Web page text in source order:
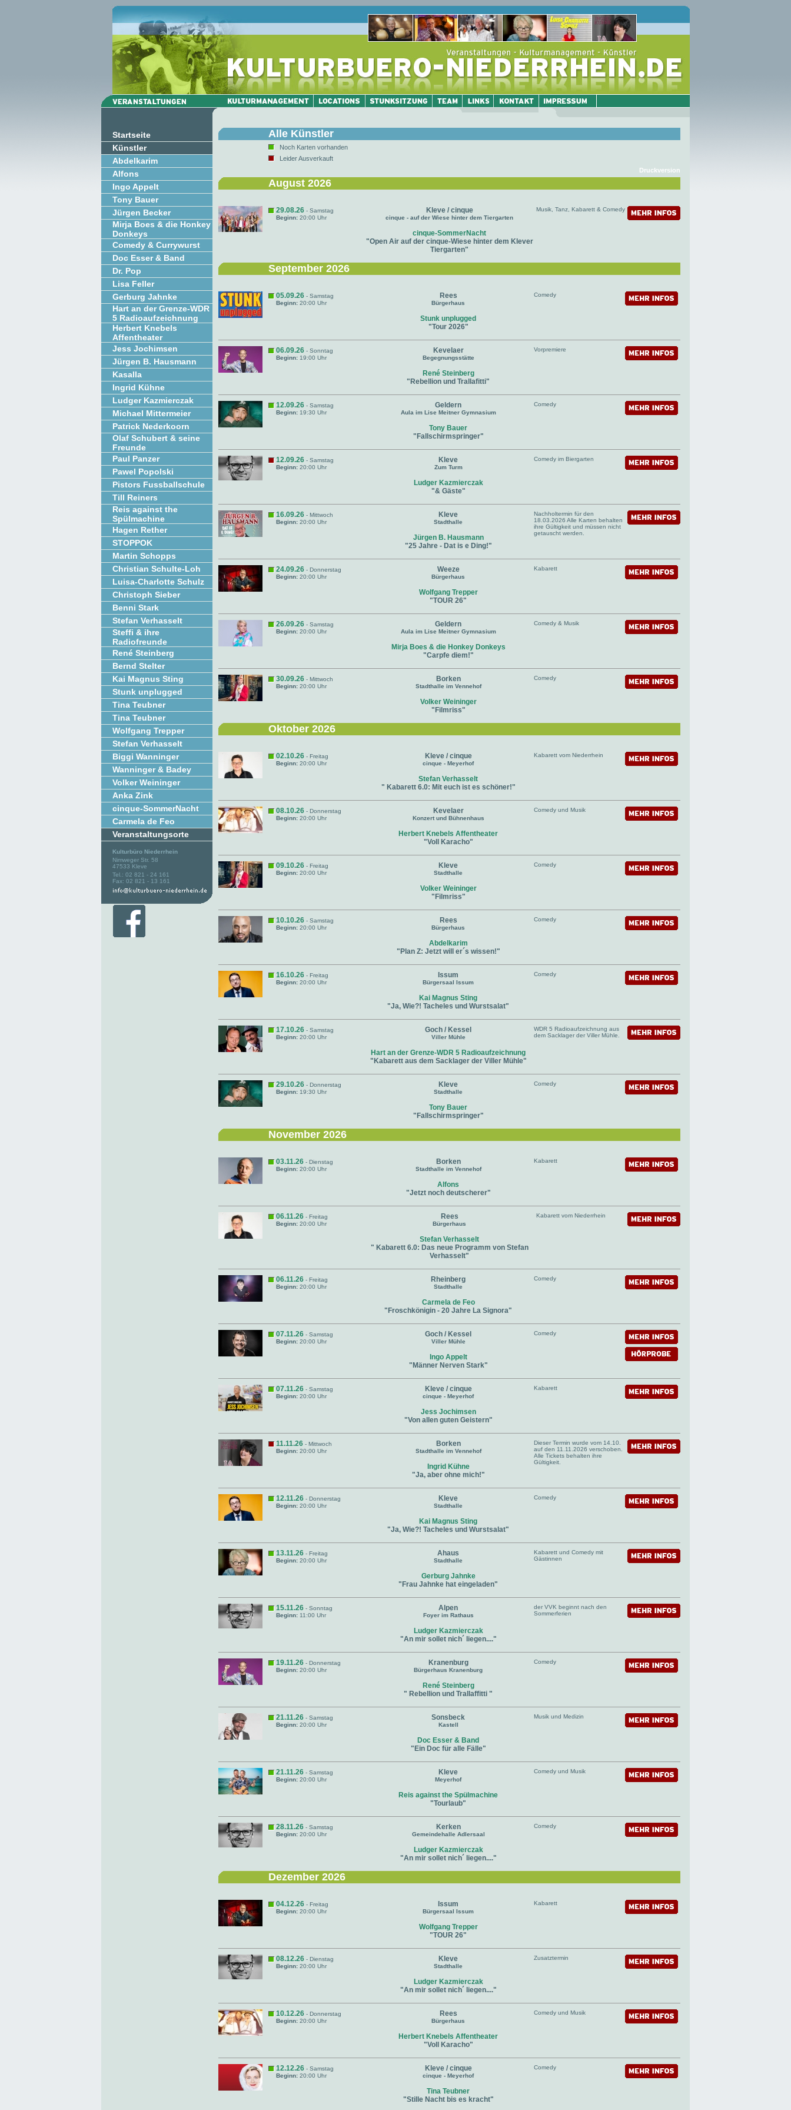
Startseite
Künstler
Abdelkarim
Alfons
Ingo Appelt
Tony Bauer
Jürgen Becker
Mirja Boes & die Honkey
Donkeys
Comedy & Currywurst
Doc Esser & Band
Dr. Pop
Lisa Feller
Gerburg Jahnke
Hart an der Grenze-WDR
5 Radioaufzeichnung
Herbert Knebels
Affentheater
Jess Jochimsen
Jürgen B. Hausmann
Kasalla
Ingrid Kühne
Ludger Kazmierczak
Michael Mittermeier
Patrick Nederkoorn
Olaf Schubert & seine
Freunde
Paul Panzer
Pawel Popolski
Pistors Fussballschule
Till Reiners
Reis against the
Spülmachine
Hagen Rether
STOPPOK
Martin Schopps
Christian Schulte-Loh
Luisa-Charlotte Schulz
Christoph Sieber
Benni Stark
Stefan Verhasselt
Steffi & ihre
Radiofreunde
René Steinberg
Bernd Stelter
Kai Magnus Sting
Stunk unplugged
Tina Teubner
Tina Teubner
Wolfgang Trepper
Stefan Verhasselt
Biggi Wanninger
Wanninger & Badey
Volker Weininger
Anka Zink
cinque-SommerNacht
Carmela de Feo
Veranstaltungsorte
Kulturbüro Niederrhein
Nimweger Str. 58
47533 Kleve
Tel.: 02 821 - 24 161
Fax: 02 821 - 13 161
Alle Künstler
Noch Karten vorhanden
Leider Ausverkauft
Druckversion
August 2026
29.08.26 - Samstag
Beginn: 20:00 Uhr
Kleve / cinque
cinque - auf der Wiese hinter dem Tiergarten
cinque-SommerNacht
"Open Air auf der cinque-Wiese hinter dem Klever
Tiergarten"
Musik, Tanz, Kabarett & Comedy
September 2026
05.09.26 - Samstag
Beginn: 20:00 Uhr
Rees
Bürgerhaus
Stunk unplugged
"Tour 2026"
Comedy
06.09.26 - Sonntag
Beginn: 19:00 Uhr
Kevelaer
Begegnungsstätte
René Steinberg
"Rebellion und Trallafitti"
Vorpremiere
12.09.26 - Samstag
Beginn: 19:30 Uhr
Geldern
Aula im Lise Meitner Gymnasium
Tony Bauer
"Fallschirmspringer"
Comedy
12.09.26 - Samstag
Beginn: 20:00 Uhr
Kleve
Zum Turm
Ludger Kazmierczak
"& Gäste"
Comedy im Biergarten
16.09.26 - Mittwoch
Beginn: 20:00 Uhr
Kleve
Stadthalle
Jürgen B. Hausmann
"25 Jahre - Dat is e Ding!"
Nachholtermin für den
18.03.2026 Alle Karten behalten
ihre Gültigkeit und müssen nicht
getauscht werden.
24.09.26 - Donnerstag
Beginn: 20:00 Uhr
Weeze
Bürgerhaus
Wolfgang Trepper
"TOUR 26"
Kabarett
26.09.26 - Samstag
Beginn: 20:00 Uhr
Geldern
Aula im Lise Meitner Gymnasium
Mirja Boes & die Honkey Donkeys
"Carpfe diem!"
Comedy & Musik
30.09.26 - Mittwoch
Beginn: 20:00 Uhr
Borken
Stadthalle im Vennehof
Volker Weininger
"Filmriss"
Comedy
Oktober 2026
02.10.26 - Freitag
Beginn: 20:00 Uhr
Kleve / cinque
cinque - Meyerhof
Stefan Verhasselt
" Kabarett 6.0: Mit euch ist es schöner!"
Kabarett vom Niederrhein
08.10.26 - Donnerstag
Beginn: 20:00 Uhr
Kevelaer
Konzert und Bühnenhaus
Herbert Knebels Affentheater
"Voll Karacho"
Comedy und Musik
09.10.26 - Freitag
Beginn: 20:00 Uhr
Kleve
Stadthalle
Volker Weininger
"Filmriss"
Comedy
10.10.26 - Samstag
Beginn: 20:00 Uhr
Rees
Bürgerhaus
Abdelkarim
"Plan Z: Jetzt will er´s wissen!"
Comedy
16.10.26 - Freitag
Beginn: 20:00 Uhr
Issum
Bürgersaal Issum
Kai Magnus Sting
"Ja, Wie?! Tacheles und Wurstsalat"
Comedy
17.10.26 - Samstag
Beginn: 20:00 Uhr
Goch / Kessel
Viller Mühle
Hart an der Grenze-WDR 5 Radioaufzeichnung
"Kabarett aus dem Sacklager der Viller Mühle"
WDR 5 Radioaufzeichnung aus
dem Sacklager der Viller Mühle.
29.10.26 - Donnerstag
Beginn: 19:30 Uhr
Kleve
Stadthalle
Tony Bauer
"Fallschirmspringer"
Comedy
November 2026
03.11.26 - Dienstag
Beginn: 20:00 Uhr
Borken
Stadthalle im Vennehof
Alfons
"Jetzt noch deutscherer"
Kabarett
06.11.26 - Freitag
Beginn: 20:00 Uhr
Rees
Bürgerhaus
Stefan Verhasselt
" Kabarett 6.0: Das neue Programm von Stefan
Verhasselt"
Kabarett vom Niederrhein
06.11.26 - Freitag
Beginn: 20:00 Uhr
Rheinberg
Stadthalle
Carmela de Feo
"Froschkönigin - 20 Jahre La Signora"
Comedy
07.11.26 - Samstag
Beginn: 20:00 Uhr
Goch / Kessel
Viller Mühle
Ingo Appelt
"Männer Nerven Stark"
Comedy
07.11.26 - Samstag
Beginn: 20:00 Uhr
Kleve / cinque
cinque - Meyerhof
Jess Jochimsen
"Von allen guten Geistern"
Kabarett
11.11.26 - Mittwoch
Beginn: 20:00 Uhr
Borken
Stadthalle im Vennehof
Ingrid Kühne
"Ja, aber ohne mich!"
Dieser Termin wurde vom 14.10.
auf den 11.11.2026 verschoben.
Alle Tickets behalten ihre
Gültigkeit.
12.11.26 - Donnerstag
Beginn: 20:00 Uhr
Kleve
Stadthalle
Kai Magnus Sting
"Ja, Wie?! Tacheles und Wurstsalat"
Comedy
13.11.26 - Freitag
Beginn: 20:00 Uhr
Ahaus
Stadthalle
Gerburg Jahnke
"Frau Jahnke hat eingeladen"
Kabarett und Comedy mit
Gästinnen
15.11.26 - Sonntag
Beginn: 11:00 Uhr
Alpen
Foyer im Rathaus
Ludger Kazmierczak
"An mir sollet nich´ liegen...."
der VVK beginnt nach den
Sommerferien
19.11.26 - Donnerstag
Beginn: 20:00 Uhr
Kranenburg
Bürgerhaus Kranenburg
René Steinberg
" Rebellion und Trallaffitti "
Comedy
21.11.26 - Samstag
Beginn: 20:00 Uhr
Sonsbeck
Kastell
Doc Esser & Band
"Ein Doc für alle Fälle"
Musik und Medizin
21.11.26 - Samstag
Beginn: 20:00 Uhr
Kleve
Meyerhof
Reis against the Spülmachine
"Tourlaub"
Comedy und Musik
28.11.26 - Samstag
Beginn: 20:00 Uhr
Kerken
Gemeindehalle Adlersaal
Ludger Kazmierczak
"An mir sollet nich´ liegen...."
Comedy
Dezember 2026
04.12.26 - Freitag
Beginn: 20:00 Uhr
Issum
Bürgersaal Issum
Wolfgang Trepper
"TOUR 26"
Kabarett
08.12.26 - Dienstag
Beginn: 20:00 Uhr
Kleve
Stadthalle
Ludger Kazmierczak
"An mir sollet nich´ liegen...."
Zusatztermin
10.12.26 - Donnerstag
Beginn: 20:00 Uhr
Rees
Bürgerhaus
Herbert Knebels Affentheater
"Voll Karacho"
Comedy und Musik
12.12.26 - Samstag
Beginn: 20:00 Uhr
Kleve / cinque
cinque - Meyerhof
Tina Teubner
"Stille Nacht bis es kracht"
Comedy